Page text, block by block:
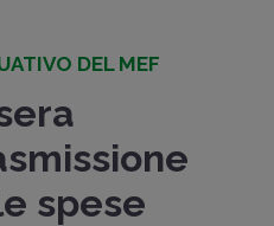
DEL MEF
spese